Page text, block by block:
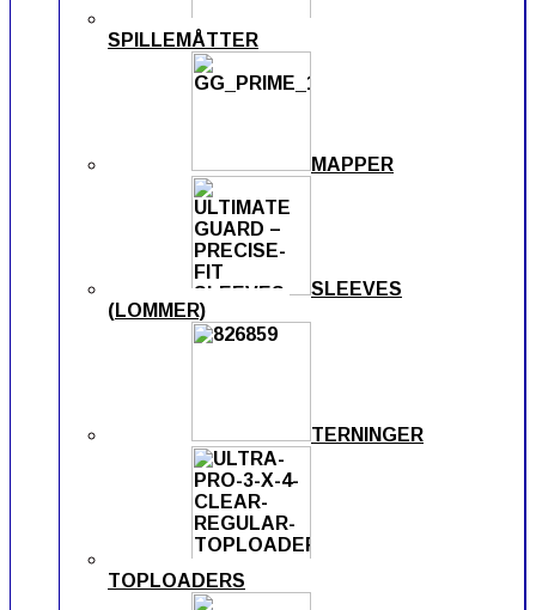
SPILLEMÅTTER
MAPPER
SLEEVES
(LOMMER)
TERNINGER
TOPLOADERS